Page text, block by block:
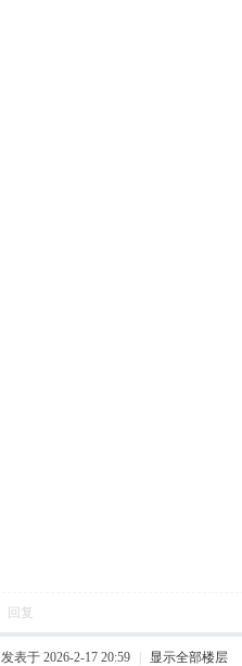
回复
发表于 2026-2-17 20:59 显示全部楼层